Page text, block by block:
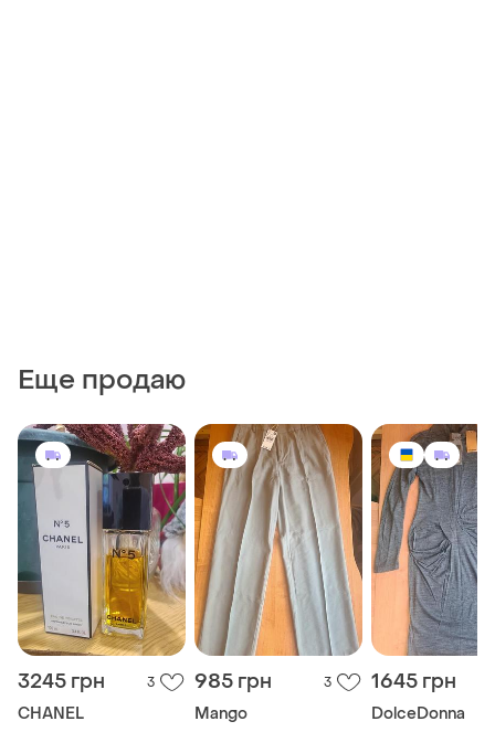
Еще продаю
3245 грн 3
CHANEL
985 грн 3
Mango
1645 грн
DolceDonna